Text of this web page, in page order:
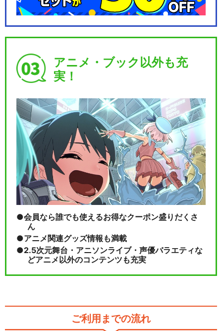
アニメ・ブック以外も充
実！
会員なら誰でも使えるお得なクーポン盛りだくさ
ん
アニメ関連グッズ情報も満載
2.5次元舞台・アニソンライブ・声優バラエティな
どアニメ以外のコンテンツも充実
ご利用までの流れ